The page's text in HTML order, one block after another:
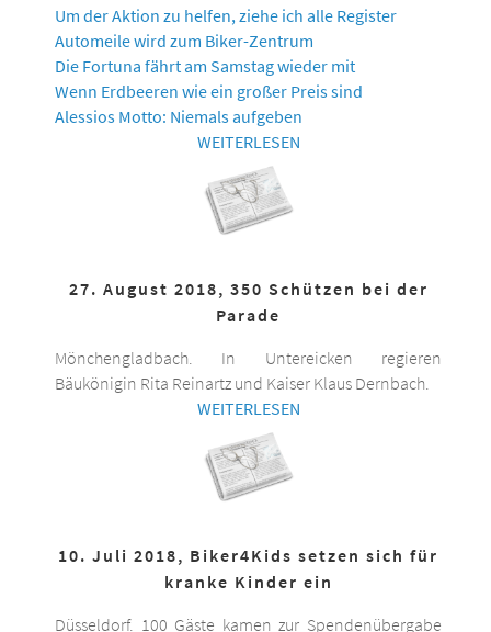
Um der Aktion zu helfen, ziehe ich alle Register
Automeile wird zum Biker-Zentrum
Die Fortuna fährt am Samstag wieder mit
Wenn Erdbeeren wie ein großer Preis sind
Alessios Motto: Niemals aufgeben
WEITERLESEN
27. August 2018, 350 Schützen bei der
Parade
Mönchengladbach. In Untereicken regieren
Bäukönigin Rita Reinartz und Kaiser Klaus Dernbach.
WEITERLESEN
10. Juli 2018, Biker4Kids setzen sich für
kranke Kinder ein
Düsseldorf. 100 Gäste kamen zur Spendenübergabe